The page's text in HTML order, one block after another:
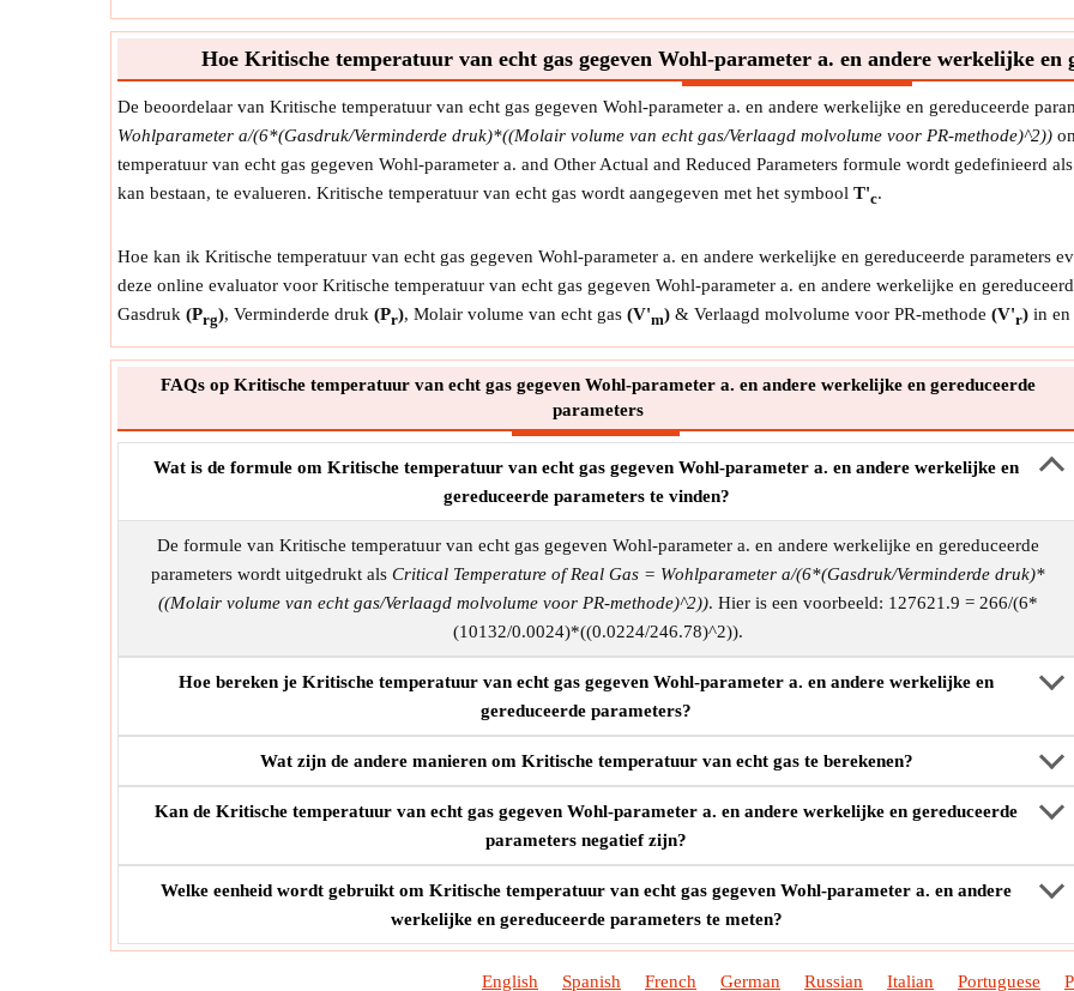
de
Hoe Kritische temperatuur van echt gas gegeven Wohl-parameter a. en andere werkelijke en
De beoordelaar van Kritische temperatuur van echt gas gegeven Wohl-parameter a. en andere werkelijke en gereduceerde
Wohlparameter a/(6*(Gasdruk/Verminderde druk)*((Molair volume van echt gas/Verlaagd molvolume voor PR-methode)^2))
temperatuur van echt gas gegeven Wohl-parameter a. and Other Actual and Reduced Parameters formule wordt gedefinieerd
kan bestaan, te evalueren. Kritische temperatuur van echt gas wordt aangegeven met het symbool T'c.
Hoe kan ik Kritische temperatuur van echt gas gegeven Wohl-parameter a. en andere werkelijke en gereduceerde parameters
deze online evaluator voor Kritische temperatuur van echt gas gegeven Wohl-parameter a. en andere werkelijke en
Gasdruk (Prg), Verminderde druk (Pr), Molair volume van echt gas (V'm) & Verlaagd molvolume voor PR-methode (V'r) in
FAQs op Kritische temperatuur van echt gas gegeven Wohl-parameter a. en andere werkelijke en gereduceerde
parameters
Wat is de formule om Kritische temperatuur van echt gas gegeven Wohl-parameter a. en andere werkelijke en
gereduceerde parameters te vinden?
De formule van Kritische temperatuur van echt gas gegeven Wohl-parameter a. en andere werkelijke en gereduceerde
parameters wordt uitgedrukt als Critical Temperature of Real Gas = Wohlparameter a/(6*(Gasdruk/Verminderde druk)*
((Molair volume van echt gas/Verlaagd molvolume voor PR-methode)^2)). Hier is een voorbeeld: 127621.9 = 266/(6*
(10132/0.0024)*((0.0224/246.78)^2)).
Hoe bereken je Kritische temperatuur van echt gas gegeven Wohl-parameter a. en andere werkelijke en
gereduceerde parameters?
Wat zijn de andere manieren om Kritische temperatuur van echt gas te berekenen?
Kan de Kritische temperatuur van echt gas gegeven Wohl-parameter a. en andere werkelijke en gereduceerde
parameters negatief zijn?
Welke eenheid wordt gebruikt om Kritische temperatuur van echt gas gegeven Wohl-parameter a. en andere
werkelijke en gereduceerde parameters te meten?
English Spanish French German Russian Italian Portuguese